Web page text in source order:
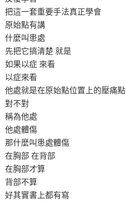
把這一套重要手法真正學會
原始點有講
什麼叫患處
先把它搞清楚 就是
如果以症 來看
以症來看
他處就是在原始點位置上的壓痛點
對不對
稱為他處
他處體傷
那什麼叫患處體傷
在胸部 在背部
在胸部才算
背部不算
好其實書上都有寫